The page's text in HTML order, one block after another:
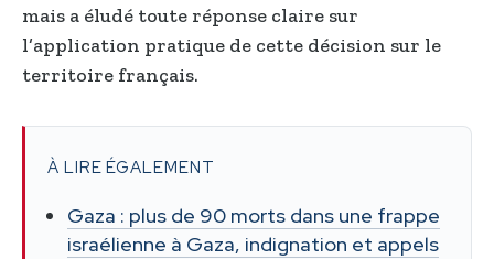
mais a éludé toute réponse claire sur
l’application pratique de cette décision sur le
territoire français.
À LIRE ÉGALEMENT
Gaza : plus de 90 morts dans une frappe
israélienne à Gaza, indignation et appels